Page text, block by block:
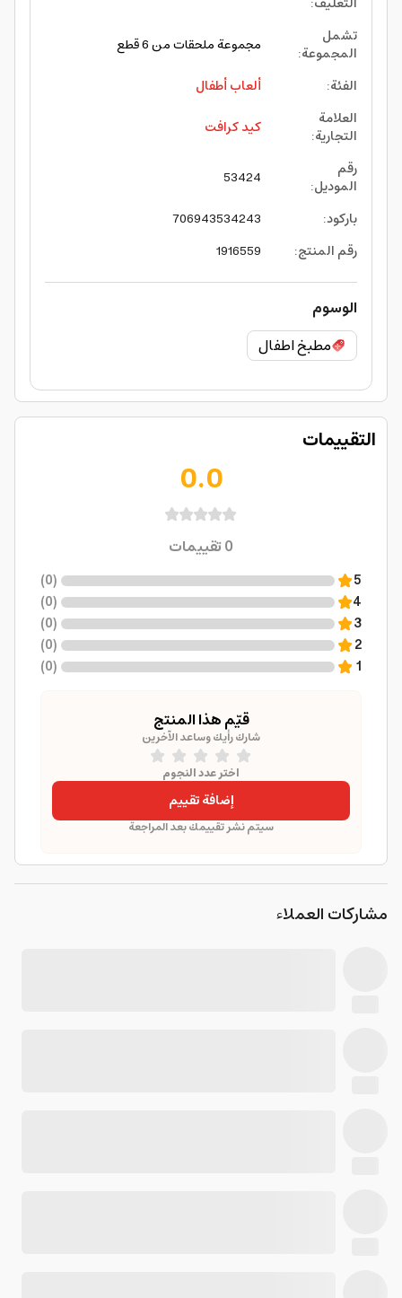
تشمل
المجموعة:
مجموعة ملحقات من 6 قطع
الفئة:
ألعاب أطفال
العلامة
التجارية:
كيد كرافت
رقم
الموديل:
53424
باركود:
706943534243
رقم المنتج:
1916559
الوسوم
مطبخ اطفال
التقييمات
0.0
0تقييمات
5
(
0
)
4
(
0
)
3
(
0
)
2
(
0
)
1
(
0
)
قيّم هذا المنتج
شارك رأيك وساعد الآخرين
اختر عدد النجوم
إضافة تقييم
سيتم نشر تقييمك بعد المراجعة
مشاركات العملاء